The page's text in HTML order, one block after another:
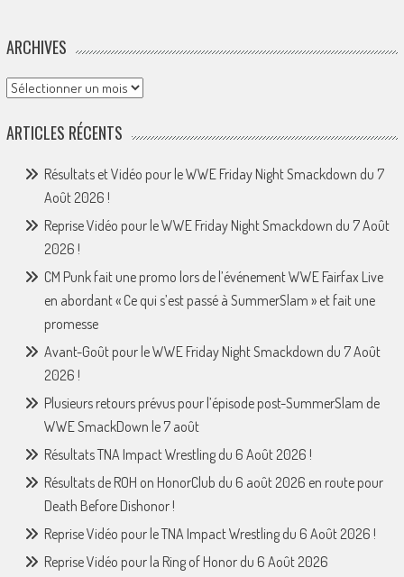
ARCHIVES
Archives
ARTICLES RÉCENTS
Résultats et Vidéo pour le WWE Friday Night Smackdown du 7
Août 2026 !
Reprise Vidéo pour le WWE Friday Night Smackdown du 7 Août
2026 !
CM Punk fait une promo lors de l’événement WWE Fairfax Live
en abordant « Ce qui s’est passé à SummerSlam » et fait une
promesse
Avant-Goût pour le WWE Friday Night Smackdown du 7 Août
2026 !
Plusieurs retours prévus pour l’épisode post-SummerSlam de
WWE SmackDown le 7 août
Résultats TNA Impact Wrestling du 6 Août 2026 !
Résultats de ROH on HonorClub du 6 août 2026 en route pour
Death Before Dishonor !
Reprise Vidéo pour le TNA Impact Wrestling du 6 Août 2026 !
Reprise Vidéo pour la Ring of Honor du 6 Août 2026